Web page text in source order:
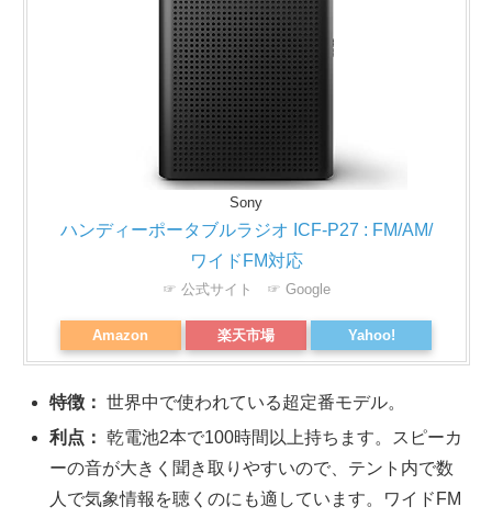
Sony
ハンディーポータブルラジオ ICF-P27 : FM/AM/
ワイドFM対応
☞ 公式サイト ☞ Google
Amazon 楽天市場 Yahoo!
特徴： 世界中で使われている超定番モデル。
利点： 乾電池2本で100時間以上持ちます。スピーカ
ーの音が大きく聞き取りやすいので、テント内で数
人で気象情報を聴くのにも適しています。ワイドFM